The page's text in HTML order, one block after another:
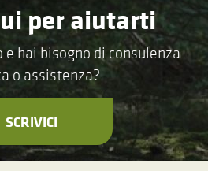
per aiutarti
e hai bisogno di consulenza
o assistenza?
SCRIVICI